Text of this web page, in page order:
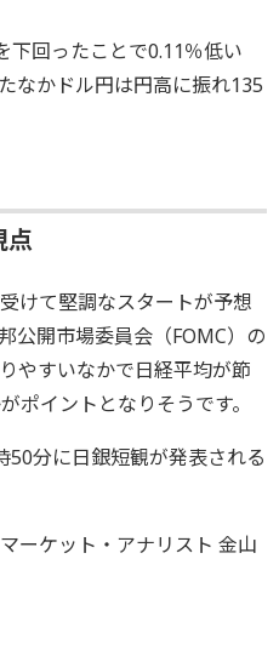
下回ったことで0.11％低い
なかドル円は円高に振れ135
点
けて堅調なスタートが予想
公開市場委員会（FOMC）の
やすいなかで日経平均が節
ポイントとなりそうです。
50分に日銀短観が発表される
ーケット・アナリスト 金山